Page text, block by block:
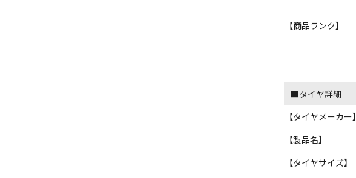
【商品ランク】
■タイヤ詳細
【タイヤメーカー】
【製品名】
【タイヤサイズ】